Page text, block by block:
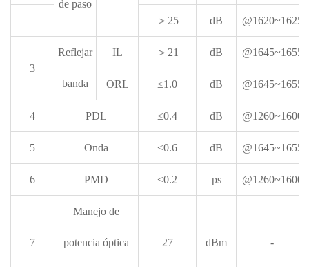
de paso
＞25
dB @1620~1625
3
Reflejar
banda
IL ＞21 dB @1645~1655
ORL ≤1.0 dB @1645~1655
4 PDL ≤0.4 dB @1260~1600
5 Onda ≤0.6 dB @1645~1655
6 PMD ≤0.2 ps @1260~1600
7
Manejo de
potencia óptica 27 dBm -